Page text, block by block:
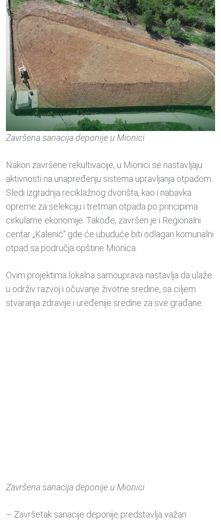
Završena sanacija deponije u Mionici
Nakon završene rekultivacije, u Mionici se nastavljaju
aktivnosti na unapređenju sistema upravljanja otpadom.
Sledi izgradnja reciklažnog dvorišta, kao i nabavka
opreme za selekciju i tretman otpada po principima
cirkularne ekonomije. Takođe, završen je i Regionalni
centar „Kalenić“ gde će ubuduće biti odlagan komunalni
otpad sa područja opštine Mionica.
Ovim projektima lokalna samouprava nastavlja da ulaže
u održiv razvoj i očuvanje životne sredine, sa ciljem
stvaranja zdravije i uređenije sredine za sve građane.
Završena sanacija deponije u Mionici
– Završetak sanacije deponije predstavlja važan